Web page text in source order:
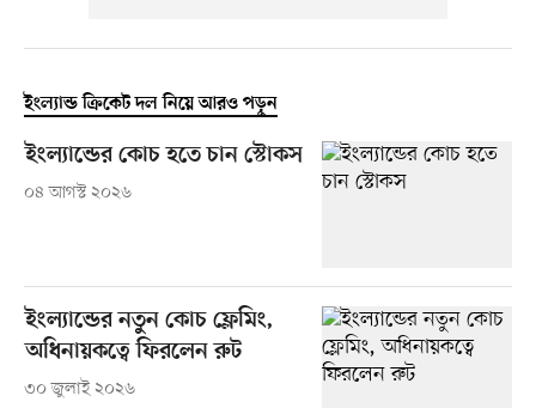
ইংল্যান্ড ক্রিকেট দল নিয়ে আরও পড়ুন
ইংল্যান্ডের কোচ হতে চান স্টোকস
০৪ আগস্ট ২০২৬
ইংল্যান্ডের নতুন কোচ ফ্লেমিং,
অধিনায়কত্বে ফিরলেন রুট
৩০ জুলাই ২০২৬